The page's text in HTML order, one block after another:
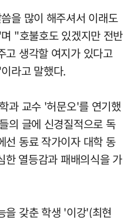
을 많이 해주셔서 이래도
"호불호도 있겠지만 전반
고 생각할 여지가 있다고
라고 말했다.
과 교수 '허문오'를 연기했
의 글에 신경질적으로 독
선 동료 작가이자 대학 동
열등감과 패배의식을 가
을 갖춘 학생 '이강'(최현